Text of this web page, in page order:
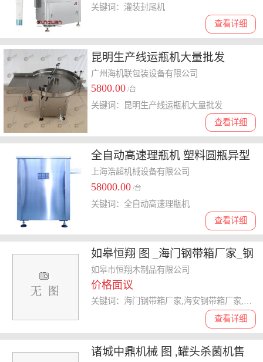
查看详细
关键词：灌装封尾机
昆明生产线运瓶机大量批发
广州海机联包装设备有限公司
5800.00 /台
查看详细
关键词：昆明生产线运瓶机大量批发
全自动高速理瓶机 塑料圆瓶异型
瓶方瓶扁瓶理瓶机转盘式理瓶机
上海浩超机械设备有限公司
58000.00 /台
查看详细
关键词：全自动高速理瓶机
如皋恒翔 图 _海门钢带箱厂家_钢
带箱厂家
如皋市恒翔木制品有限公司
价格面议
查看详细
诸城中鼎机械 图 ,罐头杀菌机售